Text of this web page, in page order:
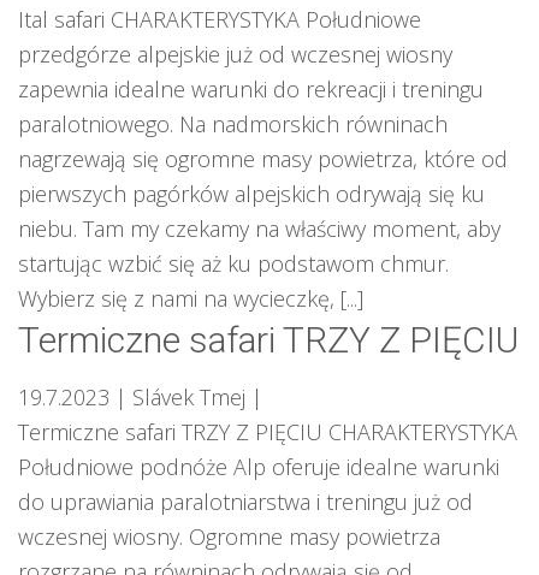
Ital safari CHARAKTERYSTYKA Południowe
przedgórze alpejskie już od wczesnej wiosny
zapewnia idealne warunki do rekreacji i treningu
paralotniowego. Na nadmorskich równinach
nagrzewają się ogromne masy powietrza, które od
pierwszych pagórków alpejskich odrywają się ku
niebu. Tam my czekamy na właściwy moment, aby
startując wzbić się aż ku podstawom chmur.
Wybierz się z nami na wycieczkę, [...]
Termiczne safari TRZY Z PIĘCIU
19.7.2023 | Slávek Tmej |
Termiczne safari TRZY Z PIĘCIU CHARAKTERYSTYKA
Południowe podnóże Alp oferuje idealne warunki
do uprawiania paralotniarstwa i treningu już od
wczesnej wiosny. Ogromne masy powietrza